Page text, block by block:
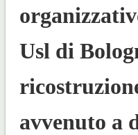
Usl di
avvenuto a